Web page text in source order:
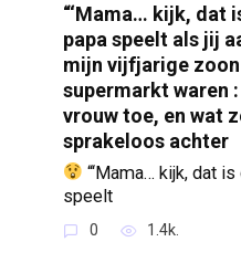
“‘Mama… kijk, dat
papa speelt als jij
mijn vijfjarige
supermarkt waren
vrouw toe, en wat
sprakeloos achter
“‘Mama… kijk, dat
speelt
0 1.4k.